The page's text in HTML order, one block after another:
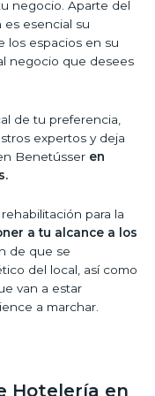
negocio. Aparte del
esencial su
los espacios en su
negocio que desees
de tu preferencia,
expertos y deja
Benetússer en
para la
a tu alcance a los
de que se
del local, así como
van a estar
a marchar.
Hotelería en